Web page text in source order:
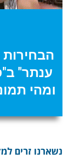
ענתר"
ומהי
נשארנו זרים